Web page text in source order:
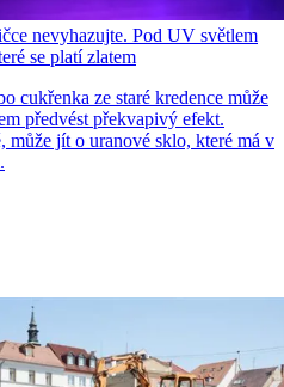
nevyhazujte. Pod UV světlem
se platí zlatem
cukřenka ze staré kredence může
předvést překvapivý efekt.
může jít o uranové sklo, které má v